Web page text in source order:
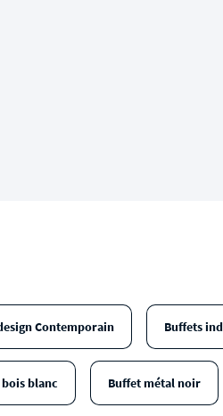
Contemporain Buffets
blanc Buffet métal noir